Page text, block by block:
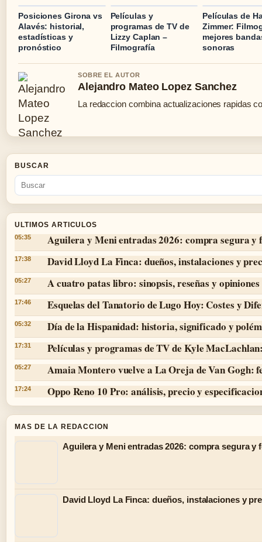
Posiciones Girona vs
Alavés: historial,
estadísticas y
pronóstico
Películas y
programas de TV de
Lizzy Caplan –
Filmografía
Películas de
Zimmer:
mejores
sonoras
SOBRE EL AUTOR
Alejandro Mateo Lopez Sanchez
La redaccion combina actualizaciones rapidas
BUSCAR
ULTIMOS ARTICULOS
05:35 Aguilera y Meni entradas 2026: compra segura y
17:38 David Lloyd La Finca: dueños, instalaciones y
05:27 A cuatro patas libro: sinopsis, reseñas y opiniones
17:46 Esquelas del Tanatorio de Lugo Hoy: Costes y
05:32 Día de la Hispanidad: historia, significado y
17:31 Películas y programas de TV de Kyle
05:27 Amaia Montero vuelve a La Oreja de Van Gogh:
17:24 Oppo Reno 10 Pro: análisis, precio y
MAS DE LA REDACCION
Aguilera y Meni entradas 2026: compra segura y
David Lloyd La Finca: dueños, instalaciones y